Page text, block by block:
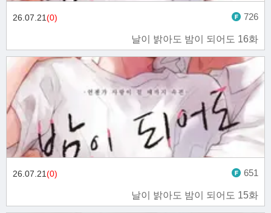
날이 밝아도 밤이 되어도 16화
26.07.21(0) 726
날이 밝아도 밤이 되어도 15화
26.07.21(0) 651